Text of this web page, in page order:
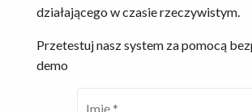
działającego w czasie rzeczywistym.
Przetestuj nasz system za pomocą
demo